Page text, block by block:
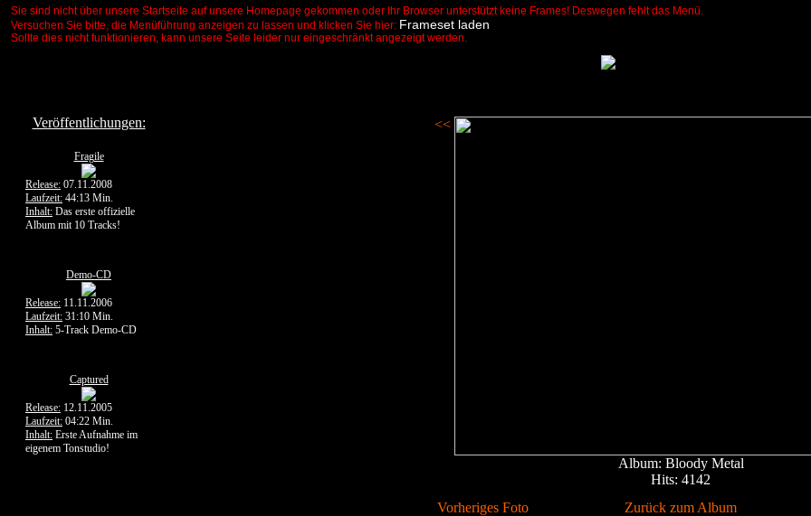
Sie sind nicht über unsere Startseite auf unsere Homepage gekommen oder Ihr Browser unterstützt keine Frames! Deswegen fehlt das Menü.
Versuchen Sie bitte, die Menüführung anzeigen zu lassen und klicken Sie hier: Frameset laden
Sollte dies nicht funktionieren, kann unsere Seite leider nur eingeschränkt angezeigt werden.
Veröffentlichungen:
Fragile
Release: 07.11.2008
Laufzeit: 44:13 Min.
Inhalt: Das erste offizielle
Album mit 10 Tracks!
Demo-CD
Release: 11.11.2006
Laufzeit: 31:10 Min.
Inhalt: 5-Track Demo-CD
Captured
Release: 12.11.2005
Laufzeit: 04:22 Min.
Inhalt: Erste Aufnahme im
eigenem Tonstudio!
<<
Album: Bloody Metal
Hits: 4142
Vorheriges Foto
Zurück zum Album